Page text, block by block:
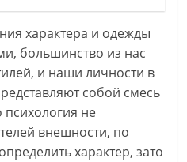
характера и одежды
большинство из нас
и наши личности в
собой смесь
не
внешности, по
характер, зато